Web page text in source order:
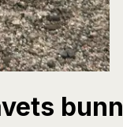
bunn